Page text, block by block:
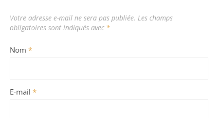
Votre adresse e-mail ne sera pas publiée. Les champs
obligatoires sont indiqués avec *
Nom *
E-mail *